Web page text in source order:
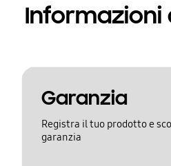
Informazioni
Garanzia
Registra il tuo prodotto e
garanzia